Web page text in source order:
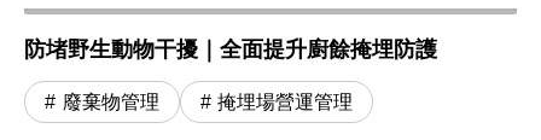
防堵野生動物干擾｜全面提升廚餘掩埋防護
廢棄物管理 掩埋場營運管理